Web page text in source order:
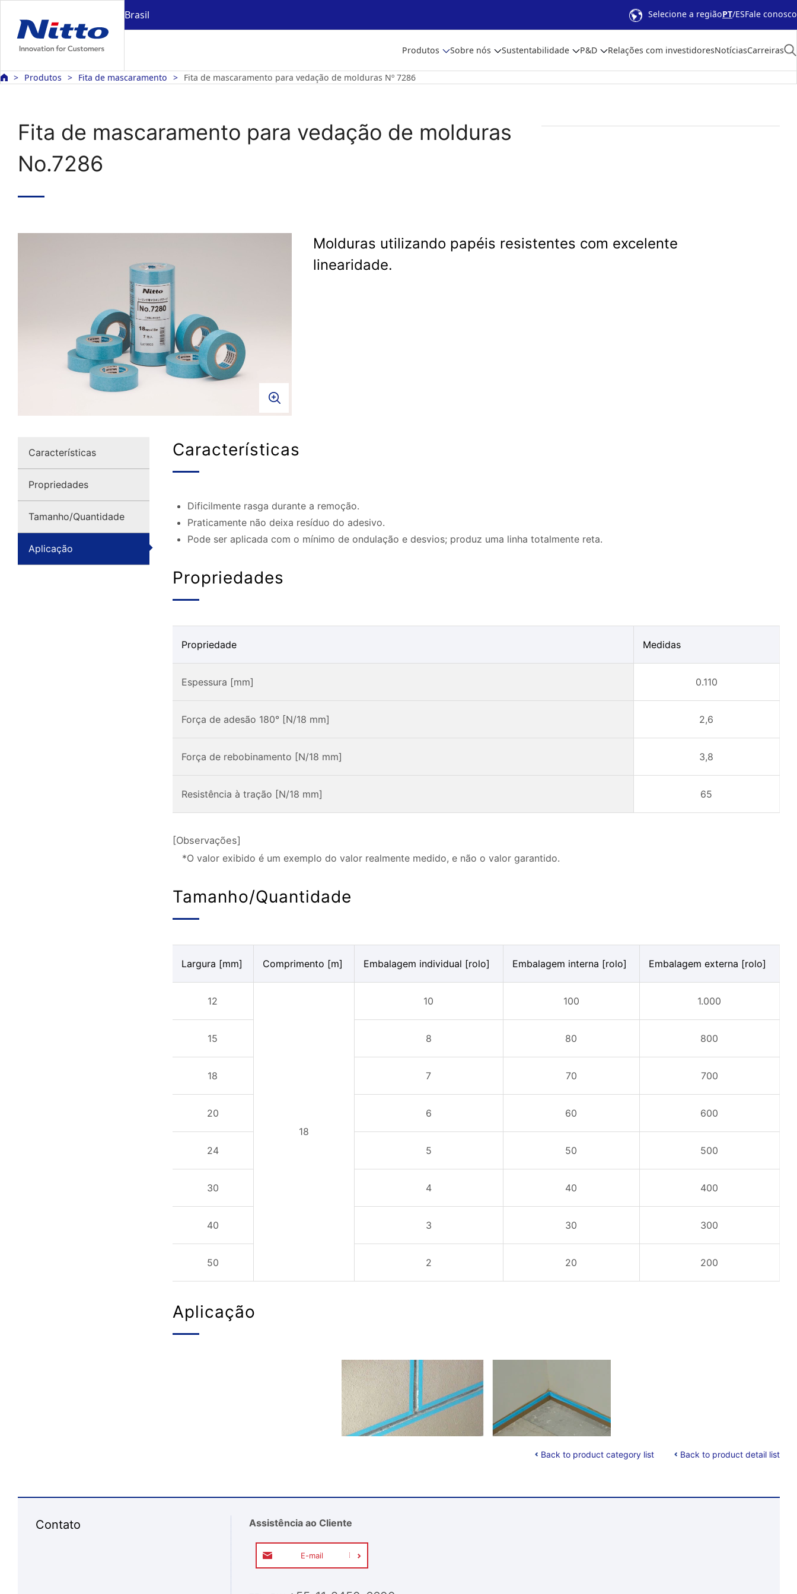
Brasil Selecione a regiãoPT ESFale conosco
Produtos Sobre nós Sustentabilidade P&D Relações com investidoresNotíciasCarreiras
Produtos Fita de mascaramento Fita de mascaramento para vedação de molduras Nº 7286
Fita de mascaramento para vedação de molduras
No.7286
Molduras utilizando papéis resistentes com excelente
linearidade.
Características
Propriedades
Tamanho/Quantidade
Aplicação
Características
Dificilmente rasga durante a remoção.
Praticamente não deixa resíduo do adesivo.
Pode ser aplicada com o mínimo de ondulação e desvios; produz uma linha totalmente reta.
Propriedades
Propriedade Medidas
Espessura [mm] 0.110
Força de adesão 180° [N/18 mm] 2,6
Força de rebobinamento [N/18 mm] 3,8
Resistência à tração [N/18 mm] 65
[Observações]
*O valor exibido é um exemplo do valor realmente medido, e não o valor garantido.
Tamanho/Quantidade
Largura [mm] Comprimento [m] Embalagem individual [rolo] Embalagem interna [rolo] Embalagem externa [rolo]
12
18
10 100 1.000
15 8 80 800
18 7 70 700
20 6 60 600
24 5 50 500
30 4 40 400
40 3 30 300
50 2 20 200
Aplicação
Back to product category list Back to product detail list
Contato Assistência ao Cliente
E-mail